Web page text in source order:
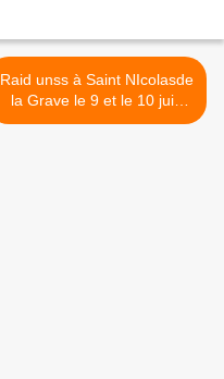
Raid unss à Saint NIcolasde
la Grave le 9 et le 10 juin
2026 >